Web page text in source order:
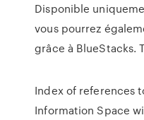
Disponible
vous pourrez
grâce à BlueStacks.
Index of references
Information Space